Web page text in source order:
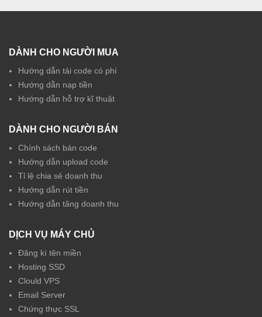
DÀNH CHO NGƯỜI MUA
Hướng dẫn tải code có phí
Hướng dẫn nạp tiền
Hướng dẫn hỗ trợ kĩ thuật
DÀNH CHO NGƯỜI BÁN
Chính sách bán code
Hướng dẫn upload code
Tỉ lệ chia sẻ doanh thu
Hướng dẫn rút tiền
Hướng dẫn tăng doanh thu
DỊCH VỤ MÁY CHỦ
Đăng kí tên miền
Hosting SSD
Clould VPS
Email Server
Chứng thực SSL